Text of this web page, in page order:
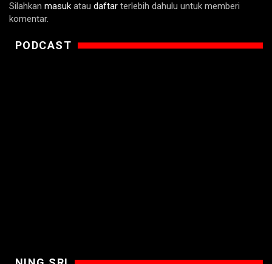
Silahkan masuk atau daftar terlebih dahulu untuk memberi
komentar.
PODCAST